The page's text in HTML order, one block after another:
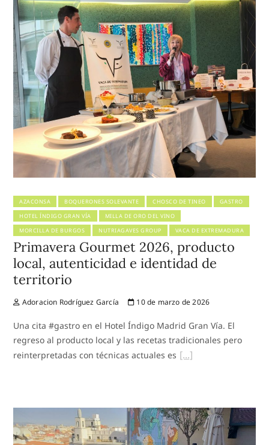
AZACONSA BOQUERONES SOLEVANTE CHOSCO DE TINEO
GASTRO
HOTEL ÍNDIGO GRAN VÍA
MILLA DE ORO DEL VINO
MORCILLA DE BURGOS
NUTRIAGAVES GROUP VACA DE EXTREMADURA
Primavera Gourmet 2026, producto
local, autenticidad e identidad de
territorio
Adoracion Rodríguez García 10 de marzo de 2026
Una cita #gastro en el Hotel Índigo Madrid Gran Vía. El
regreso al producto local y las recetas tradicionales pero
reinterpretadas con técnicas actuales es